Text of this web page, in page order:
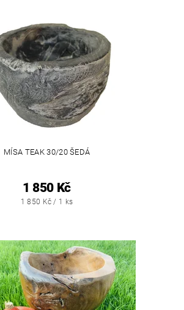
MÍSA TEAK 30/20 ŠEDÁ
1 850 Kč
1 850 Kč / 1 ks